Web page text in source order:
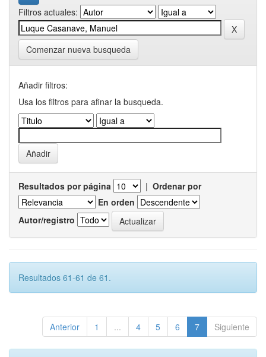
Filtros actuales:
Comenzar nueva busqueda
Añadir filtros:
Usa los filtros para afinar la busqueda.
Resultados por página | Ordenar por
En orden
Autor/registro
Resultados 61-61 de 61.
Anterior 1 ... 4 5 6 7 Siguiente